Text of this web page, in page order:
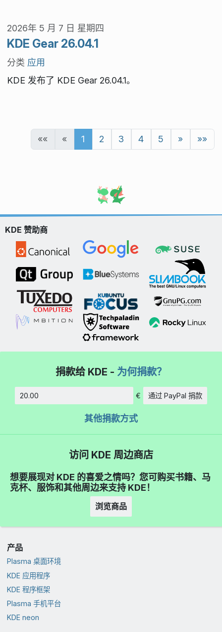
2026年 5 月 7 日 星期四
KDE Gear 26.04.1
分类 应用
KDE 发布了 KDE Gear 26.04.1。
«« « 1 2 3 4 5 » »»
KDE 赞助商
捐款给 KDE - 为何捐款？
€ 通过 PayPal 捐款
其他捐款方式
访问 KDE 周边商店
想要展现对 KDE 的喜爱之情吗？您可购买书籍、马
克杯、服饰和其他周边来支持 KDE！
浏览商品
产品
Plasma 桌面环境
KDE 应用程序
KDE 程序框架
Plasma 手机平台
KDE neon